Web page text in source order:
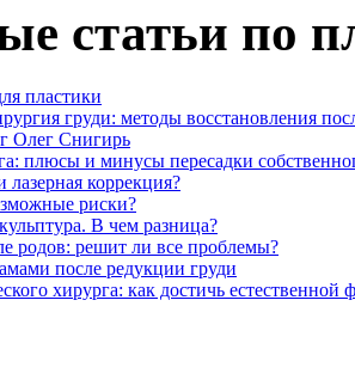
статьи по
пластики
груди: методы восстановления
Олег Снигирь
плюсы и минусы пересадки
коррекция?
риски?
В чем разница?
родов: решит ли все проблемы?
после редукции груди
хирурга: как достичь